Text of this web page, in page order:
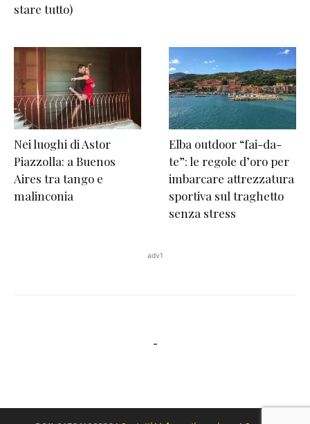
stare tutto)
Nei luoghi di Astor
Piazzolla: a Buenos
Aires tra tango e
malinconia
Elba outdoor “fai-da-
te”: le regole d’oro per
imbarcare attrezzatura
sportiva sul traghetto
senza stress
adv1
-